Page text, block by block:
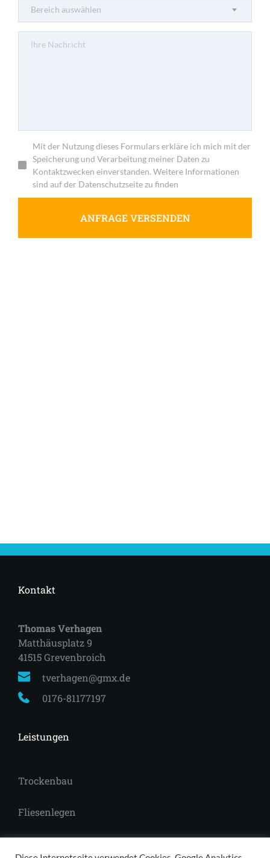
Bereich auswählen
Mit der Nutzung dieses Formulars erkläre ich mich mit der
Speicherung und Verarbeitung meiner Daten zu
Kontaktzwecken einverstanden. Weitere Informationen
sind auf der Datenschutzseite zu finden
ANFRAGE VERSENDEN
Kontakt
Thomas Verhagen
Matthäusplatz 9
41515 Grevenbroich
tverhagen@gmx.de
0176-81177197
Leistungen
Trockenbau
Fliesenlegen